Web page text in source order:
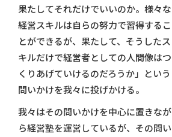
果たしてそれだけでいいのか。様々な
経営スキルは自らの努力で習得するこ
とができるが、果たして、そうしたス
キルだけで経営者としての人間像はつ
くりあげていけるのだろうか」という
問いかけを我々に投げかける。
我々はその問いかけを中心に置きなが
ら経営塾を運営しているが、その問い